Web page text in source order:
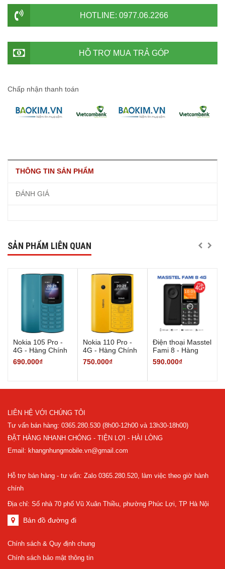
HOTLINE: 0977.06.2266
HỖ TRỢ MUA TRẢ GÓP
Chấp nhận thanh toán
THÔNG TIN SẢN PHẨM
ĐÁNH GIÁ
SẢN PHẨM LIÊN QUAN
Nokia 105 Pro -
4G - Hàng Chính
Hãng
690.000₫
Nokia 110 Pro -
4G - Hàng Chính
Hãng
750.000₫
Điện thoại Masstel
Fami 8 - Hàng
Chính Hãng
590.000₫
LIÊN HỆ VỚI CHÚNG TÔI
Tư vấn bán hàng: 0365.280.530 (8h00-12h00 và 13h30-18h00)
ĐẶT HÀNG NHANH CHÓNG - TIỆN LỢI - HÀI LÒNG
Email: khangnhungmobile.vn@gmail.com
Hỗ trợ bán hàng - tư vấn: Zalo 0365.280.520, làm việc theo giờ hành
chính
Địa chỉ: Số nhà 70 phố Vũ Xuân Thiều, phường Phúc Lợi, TP Hà Nội
Bản đồ đường đi
Chính sách & Quy định chung
Chính sách bảo mật thông tin